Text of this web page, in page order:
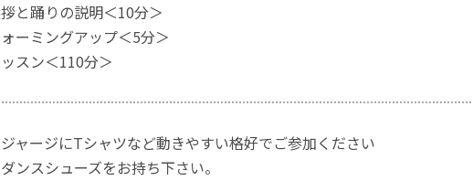
と踊りの説明＜10分＞
ーミングアップ＜5分＞
スン＜110分＞
ジャージにTシャツなど動きやすい格好でご参加ください
ダンスシューズをお持ち下さい。